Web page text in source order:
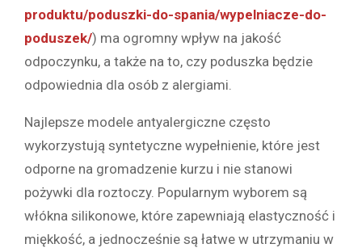
produktu/poduszki-do-spania/wypelniacze-do-
poduszek/) ma ogromny wpływ na jakość
odpoczynku, a także na to, czy poduszka będzie
odpowiednia dla osób z alergiami.
Najlepsze modele antyalergiczne często
wykorzystują syntetyczne wypełnienie, które jest
odporne na gromadzenie kurzu i nie stanowi
pożywki dla roztoczy. Popularnym wyborem są
włókna silikonowe, które zapewniają elastyczność i
miękkość, a jednocześnie są łatwe w utrzymaniu w